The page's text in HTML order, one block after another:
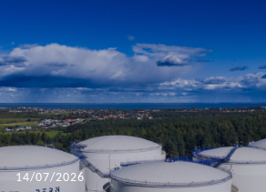
14/07/2026